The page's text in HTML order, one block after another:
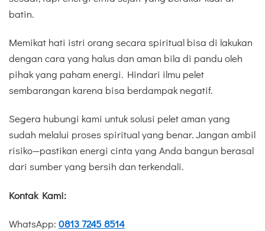
batin.
Memikat hati istri orang secara spiritual bisa di lakukan
dengan cara yang halus dan aman bila di pandu oleh
pihak yang paham energi. Hindari ilmu pelet
sembarangan karena bisa berdampak negatif.
Segera hubungi kami untuk solusi pelet aman yang
sudah melalui proses spiritual yang benar. Jangan ambil
risiko—pastikan energi cinta yang Anda bangun berasal
dari sumber yang bersih dan terkendali.
Kontak Kami:
WhatsApp: 0813 7245 8514